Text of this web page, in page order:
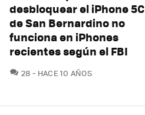
desbloquear el iPhone 5C
de San Bernardino no
funciona en iPhones
recientes según el FBI
28 COMENTARIOS
HACE 10 AÑOS